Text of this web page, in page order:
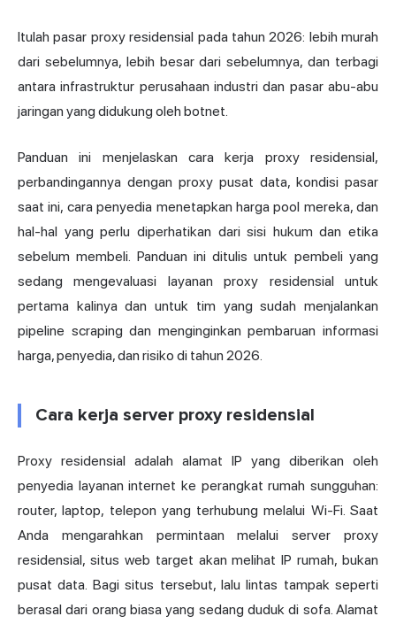
Itulah pasar proxy residensial pada tahun 2026: lebih murah
dari sebelumnya, lebih besar dari sebelumnya, dan terbagi
antara infrastruktur perusahaan industri dan pasar abu-abu
jaringan yang didukung oleh botnet.
Panduan ini menjelaskan cara kerja proxy residensial,
perbandingannya dengan proxy pusat data, kondisi pasar
saat ini, cara penyedia menetapkan harga pool mereka, dan
hal-hal yang perlu diperhatikan dari sisi hukum dan etika
sebelum membeli. Panduan ini ditulis untuk pembeli yang
sedang mengevaluasi layanan proxy residensial untuk
pertama kalinya dan untuk tim yang sudah menjalankan
pipeline scraping dan menginginkan pembaruan informasi
harga, penyedia, dan risiko di tahun 2026.
Cara kerja server proxy residensial
Proxy residensial adalah alamat IP yang diberikan oleh
penyedia layanan internet ke perangkat rumah sungguhan:
router, laptop, telepon yang terhubung melalui Wi-Fi. Saat
Anda mengarahkan permintaan melalui server proxy
residensial, situs web target akan melihat IP rumah, bukan
pusat data. Bagi situs tersebut, lalu lintas tampak seperti
berasal dari orang biasa yang sedang duduk di sofa. Alamat